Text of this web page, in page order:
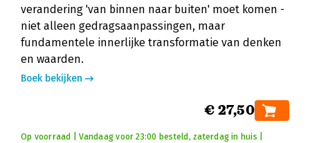
verandering 'van binnen naar buiten' moet komen -
niet alleen gedragsaanpassingen, maar
fundamentele innerlijke transformatie van denken
en waarden.
Boek bekijken
€ 27,50
Op voorraad | Vandaag voor 23:00 besteld, zaterdag in huis |